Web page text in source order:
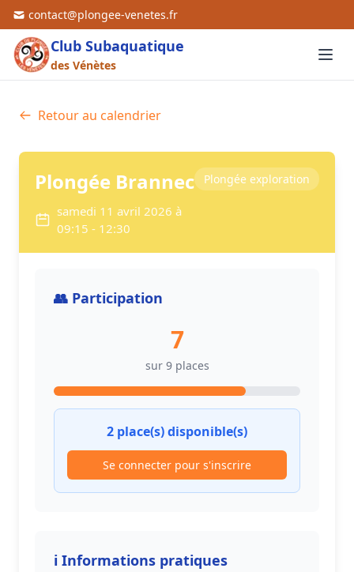
contact@plongee-venetes.fr
Club Subaquatique
des Vénètes
Retour au calendrier
Plongée Brannec
samedi 11 avril 2026 à
09:15 - 12:30
Plongée exploration
👥 Participation
7
sur 9 places
2 place(s) disponible(s)
Se connecter pour s'inscrire
ℹ️ Informations pratiques